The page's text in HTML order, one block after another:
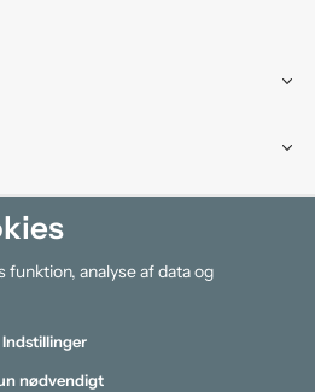
funktion, analyse af data og
Indstillinger
nødvendigt